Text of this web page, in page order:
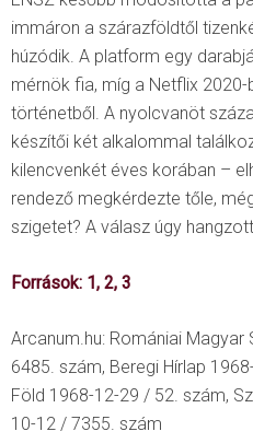
immáron a szárazföldtől
húzódik. A platform egy
mérnök fia, míg a Netflix
történetből. A nyolcvanöt
készítői két alkalommal
kilencvenkét éves korában –
rendező megkérdezte tőle,
szigetet? A válasz úgy
Források: 1, 2, 3
Arcanum.hu: Romániai
6485. szám, Beregi Hírlap
Föld 1968-12-29 / 52. szám,
10-12 / 7355. szám